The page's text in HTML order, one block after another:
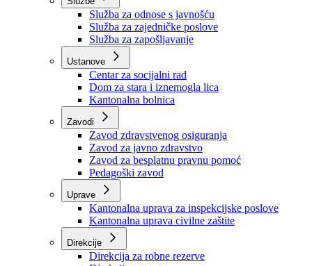
Organizacije
Službe
Služba za odnose s javnošću
Služba za zajedničke poslove
Služba za zapošljavanje
Ustanove
Centar za socijalni rad
Dom za stara i iznemogla lica
Kantonalna bolnica
Zavodi
Zavod zdravstvenog osiguranja
Zavod za javno zdravstvo
Zavod za besplatnu pravnu pomoć
Pedagoški zavod
Kantonalna uprava za inspekcijske poslove
Kantonalna uprava civilne zaštite